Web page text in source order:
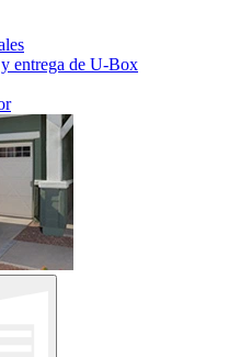
entrega de U-Box